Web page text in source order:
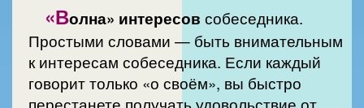
«Волна» интересов собеседника.
Простыми словами — быть внимательным
к интересам собеседника. Если каждый
говорит только «о своём», вы быстро
перестанете получать удовольствие от